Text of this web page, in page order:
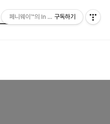
페니웨이™의 In This Film
구독하기